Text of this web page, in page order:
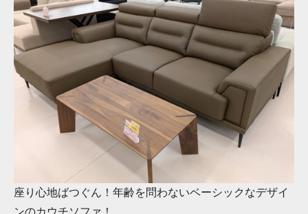
座り心地ばつぐん！年齢を問わないベーシックなデザイ